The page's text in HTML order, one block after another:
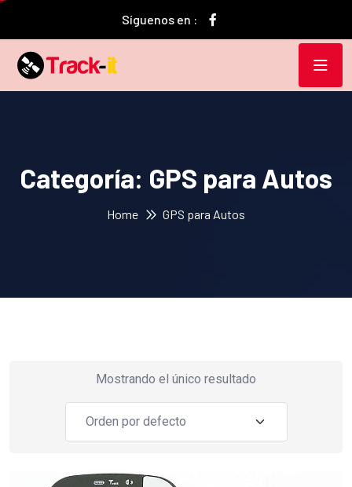
Síguenos en :
Categoría: GPS para Autos
Home GPS para Autos
Mostrando el único resultado